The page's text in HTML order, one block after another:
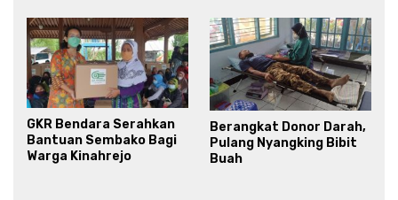
GKR Bendara Serahkan
Bantuan Sembako Bagi
Warga Kinahrejo
Berangkat Donor Darah,
Pulang Nyangking Bibit
Buah